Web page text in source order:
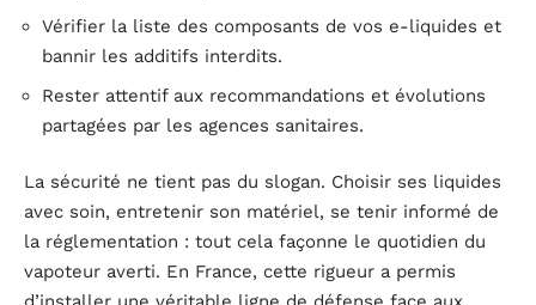
Vérifier la liste des composants de vos e-liquides et
bannir les additifs interdits.
Rester attentif aux recommandations et évolutions
partagées par les agences sanitaires.
La sécurité ne tient pas du slogan. Choisir ses liquides
avec soin, entretenir son matériel, se tenir informé de
la réglementation : tout cela façonne le quotidien du
vapoteur averti. En France, cette rigueur a permis